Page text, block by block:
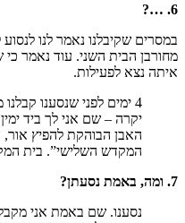
6. …?
במסרים שקיבלנו נאמר לנו
מחורבן הבית השני. עוד נאמר
איתה נצא לפעילות.
4 ימים לפני שנסענו
יקרה – שם אני לך ביד
האבן הבוהקת להפיץ אור,
המקדש השלישי”. בית
7. ומה, באמת נסעתן?
נסענו. שם באמת אני